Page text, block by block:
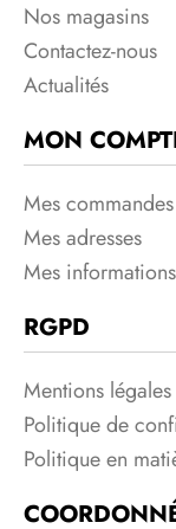
Nos magasins
Contactez-nous
Actualités
MON
Mes commandes
Mes adresses
Mes
RGPD
Mentions légales
Politique de
Politique en